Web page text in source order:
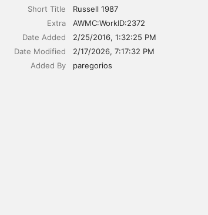
Short Title
Russell 1987
Extra
AWMC:WorkID:2372
Date Added
2/25/2016, 1:32:25 PM
Date Modified
2/17/2026, 7:17:32 PM
Added By
paregorios